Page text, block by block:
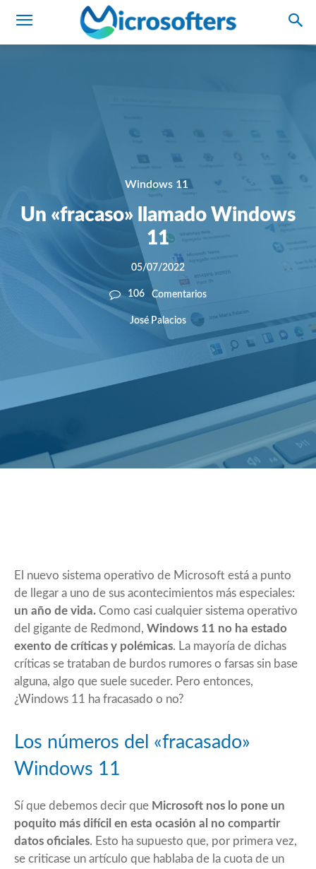
Windows 11
Un «fracaso» llamado Windows
11
05/07/2022
106 Comentarios
José Palacios
El nuevo sistema operativo de Microsoft está a punto
de llegar a uno de sus acontecimientos más especiales:
un año de vida. Como casi cualquier sistema operativo
del gigante de Redmond, Windows 11 no ha estado
exento de críticas y polémicas. La mayoría de dichas
críticas se trataban de burdos rumores o farsas sin base
alguna, algo que suele suceder. Pero entonces,
¿Windows 11 ha fracasado o no?
Los números del «fracasado»
Windows 11
Sí que debemos decir que Microsoft nos lo pone un
poquito más difícil en esta ocasión al no compartir
datos oficiales. Esto ha supuesto que, por primera vez,
se criticase un artículo que hablaba de la cuota de un